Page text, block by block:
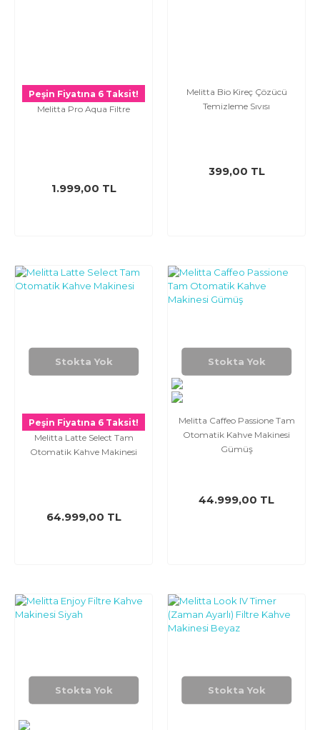
Peşin Fiyatına 6 Taksit!
Melitta Pro Aqua Filtre
1.999,00 TL
Melitta Bio Kireç Çözücü
Temizleme Sıvısı
399,00 TL
Stokta Yok
Peşin Fiyatına 6 Taksit!
Melitta Latte Select Tam
Otomatik Kahve Makinesi
64.999,00 TL
Stokta Yok
Melitta Caffeo Passione Tam
Otomatik Kahve Makinesi
Gümüş
44.999,00 TL
Stokta Yok Stokta Yok